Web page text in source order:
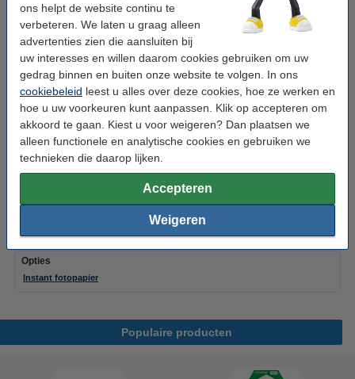
ons helpt de website continu te
verbeteren. We laten u graag alleen
advertenties zien die aansluiten bij
uw interesses en willen daarom cookies gebruiken om uw
gedrag binnen en buiten onze website te volgen. In ons
cookiebeleid leest u alles over deze cookies, hoe ze werken en
hoe u uw voorkeuren kunt aanpassen. Klik op accepteren om
akkoord te gaan. Kiest u voor weigeren? Dan plaatsen we
alleen functionele en analytische cookies en gebruiken we
technieken die daarop lijken.
Accepteren
Weigeren
€ 14,95
Extra papier meebestellen
Fujifilm instax mini film (20 vellen)
€ 22,50
Fujifilm instax mini film Macaron (10 vellen)
€ 12,25
Fujifilm instax mini film Black (10 vellen)
€ 12,25
Opties
Instant fotopapier
Populaire producten